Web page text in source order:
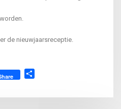
de nieuwjaarsreceptie.